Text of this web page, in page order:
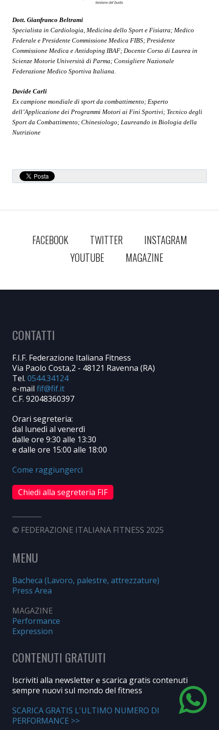
Dott. Gianfranco Beltrami
Specialista in Cardiologia, Medicina dello Sport e Fisiatra; Medico
Federale e Presidente Commissione Medica FIBS; Presidente
Commissione Medica e Antidoping IBAF; Docente Corso di Laurea in
Scienze Motorie Università di Parma; Consigliere Nazionale
Federazione Medico Sportiva Italiana.
Davide Carli
Ex campione mondiale di sport da combattimento; Esperto
dell’Applicazione dei Programmi Motori ai Fini Sportivi; Tecnico degli
Sport da Combattimento; Chinesiologo; Laureando in Biologia della
Nutrizione
FACEBOOK TWITTER
INSTAGRAM
YOUTUBE
MAGAZINE
CONTATTI
F.I.F. Federazione Italiana Fitness
Via Paolo Costa,2 - 48121 Ravenna (RA)
Tel. 0544.34124
e-mail
C.F. 92048360397
Orari segreteria:
dal lunedì al venerdì
dalle ore 9:30 alle 13:30
e dalle ore 15:00 alle 18:00
Come raggiungerci
Chiedi alla segreteria FIF
© FEDERAZIONE ITALIANA FITNESS 2025
MENU
Bacheca (Lavoro, palestre, attrezzature)
Press Area
MAGAZINE
Performance
Expression
CONTENUTI GRATUITI
Iscriviti alla newsletter e scarica gratis contenuti
sempre nuovi sul mondo del fitness
SCARICA GRATIS L'ULTIMO NUMERO DI
PERFORMANCE >>